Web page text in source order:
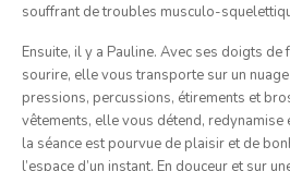
souffrant de troubles musculo-
Ensuite, il y a Pauline. Avec ses doigts de
sourire, elle vous transporte sur un
pressions, percussions, étirements et
vêtements, elle vous détend,
la séance est pourvue de plaisir et de
l’espace d’un instant. En douceur et sur